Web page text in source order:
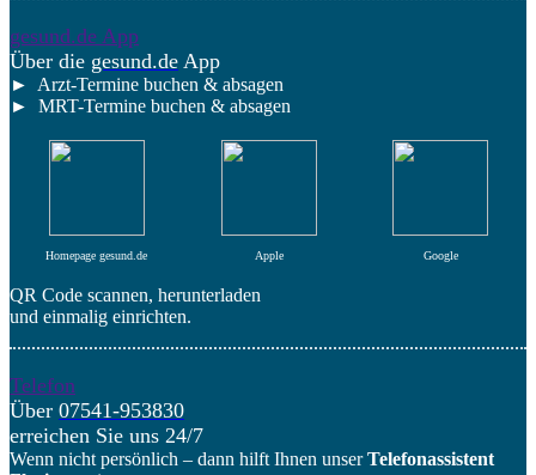
gesund.de App
Über die gesund.de App
► Arzt-Termine buchen & absagen
► MRT-Termine buchen & absagen
Homepage gesund.de Apple Google
QR Code scannen, herunterladen
und einmalig einrichten.
Telefon
Über 07541-953830
erreichen Sie uns 24/7
Wenn nicht persönlich – dann hilft Ihnen unserTelefonassistent